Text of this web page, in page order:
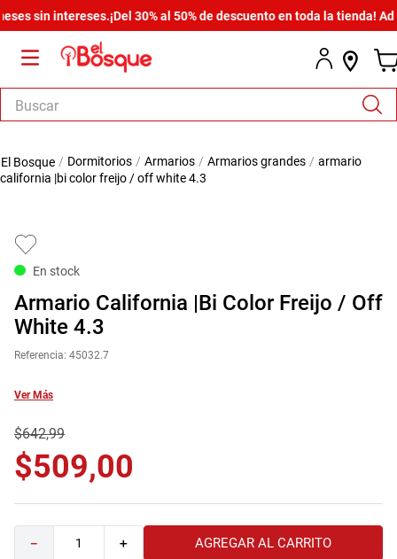
sin intereses.¡Del 30% al 50% de descuento en toda la tienda!
Buscar
dormitorios armarios armarios grandes
armario
california |bi color freijo / off white 4.3
En stock
Armario California |Bi Color Freijo / Off
White 4.3
Referencia: 45032.7
Ver Más
$642,99
$509,00
＋
－ AGREGAR AL CARRITO
1.
armario
.
armario lux
6.
cama
7.
havana master
10
sofa